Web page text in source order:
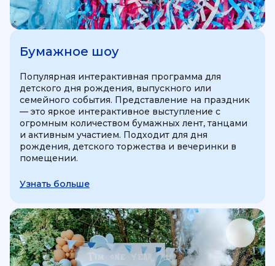
Бумажное шоу
Популярная интерактивная программа для
детского дня рождения, выпускного или
семейного события. Представление на праздник
— это яркое интерактивное выступление с
огромным количеством бумажных лент, танцами
и активным участием. Подходит для дня
рождения, детского торжества и вечеринки в
помещении.
Узнать больше